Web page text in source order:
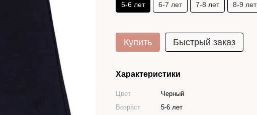
5-6 лет 6-7 лет 7-8 лет 8-9 лет
Купить Быстрый заказ
Характеристики
Цвет
Черный
Возраст
5-6 лет